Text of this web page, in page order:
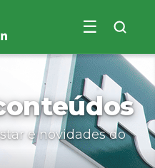
☰
e novidades do